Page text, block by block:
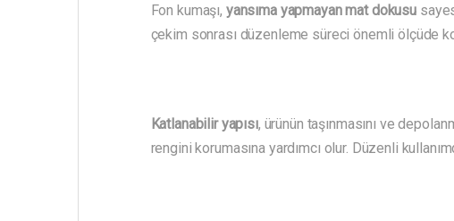
Fon kumaşı, yansıma yapmayan mat dokusu
çekim sonrası düzenleme süreci önemli ölçüde
Katlanabilir yapısı, ürünün taşınmasını ve
rengini korumasına yardımcı olur. Düzenli